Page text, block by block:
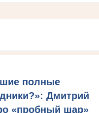
полные
Дмитрий
«пробный шар»